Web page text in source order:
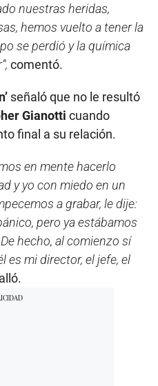
nuestras heridas,
hemos vuelto a tener la
se perdió y la química
comentó.
señaló que no le resultó
Gianotti cuando
final a su relación.
en mente hacerlo
y yo con miedo en un
a grabar, le dije:
pero ya estábamos
hecho, al comienzo sí
es mi director, el jefe, el